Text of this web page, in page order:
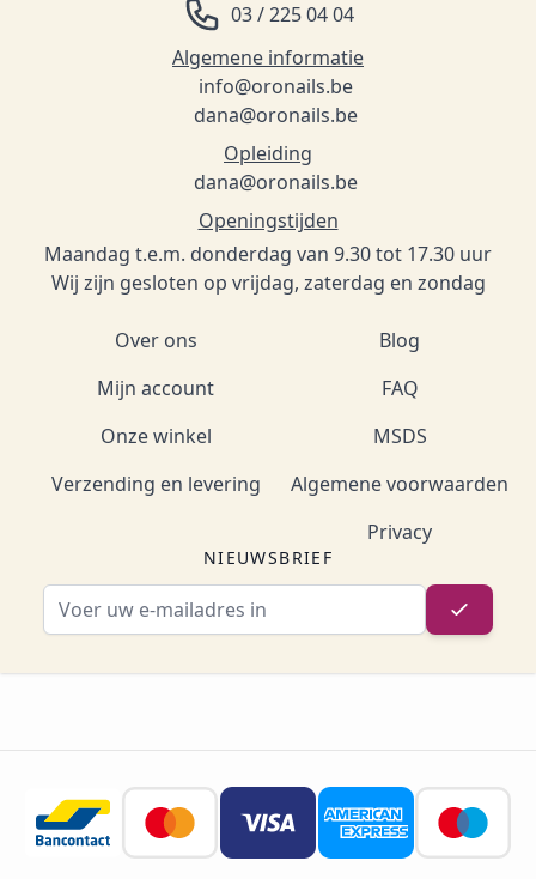
03 / 225 04 04
Algemene informatie
info@oronails.be
dana@oronails.be
Opleiding
dana@oronails.be
Openingstijden
Maandag t.e.m. donderdag van 9.30 tot 17.30 uur
Wij zijn gesloten op vrijdag, zaterdag en zondag
Over ons
Mijn account
Onze winkel
Verzending en levering
Blog
FAQ
MSDS
Algemene voorwaarden
Privacy
NIEUWSBRIEF